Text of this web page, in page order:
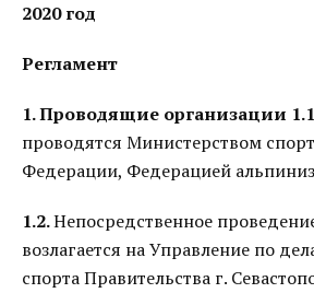
2020 год
Регламент
1. Проводящие организации
проводятся Министерством
Федерации, Федерацией
1.2.Непосредственное
возлагается на Управление по
спорта Правительства г.